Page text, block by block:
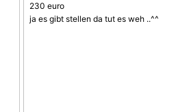
230 euro
ja es gibt stellen da tut es weh ..^^